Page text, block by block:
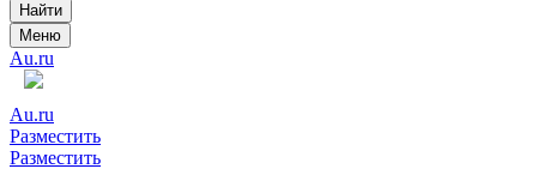
Найти
Меню
Au.ru
Au.ru
Разместить
Разместить